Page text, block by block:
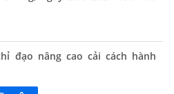
đạo nâng cao cải cách hành